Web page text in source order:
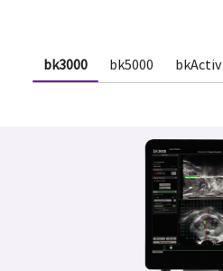
bk3000 bk5000 bkActiv